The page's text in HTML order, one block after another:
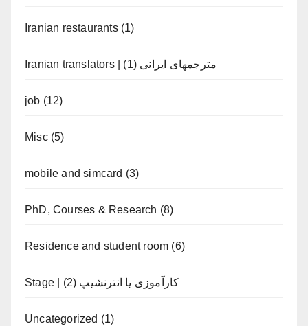
Iranian restaurants(1)
Iranian translators | مترجمهای ایرانی (1)
job (12)
Misc(5)
mobile and simcard (3)
PhD, Courses & Research (8)
Residence and student room (6)
Stage | کارآموزی یا انترنشیپ (2)
Uncategorized (1)